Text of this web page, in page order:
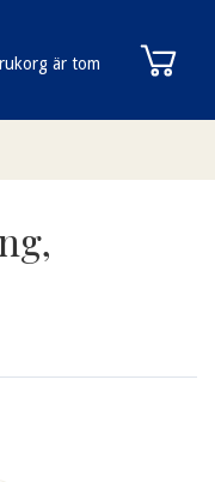
är tom